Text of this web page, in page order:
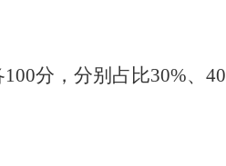
100分，分别占比30%、